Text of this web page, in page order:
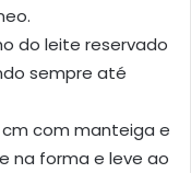
do leite reservado
sempre até
com manteiga e
na forma e leve ao